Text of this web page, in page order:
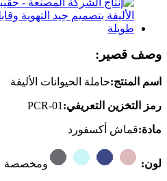
وصف قصير:
اسم المنتج:حاملة الحيوانات الأليفة
رمز التخزين التعريفي: PCR-01
مادة:قماش أكسفورد
لون: ومخصصة